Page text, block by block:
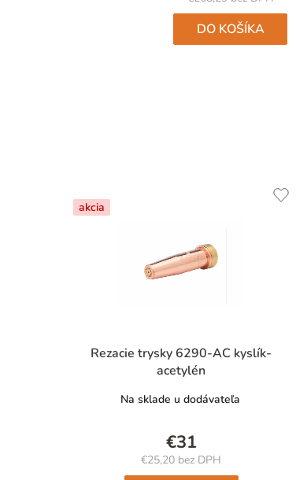
DO KOŠÍKA
akcia
Rezacie trysky 6290-AC kyslík-
acetylén
Na sklade u dodávateľa
€31
€25,20 bez DPH
Jednotková